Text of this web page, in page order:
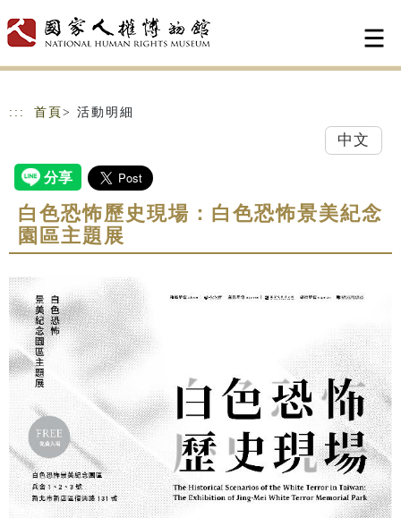
::: 首頁 > 活動明細
中文
白色恐怖歷史現場：白色恐怖景美紀念
園區主題展